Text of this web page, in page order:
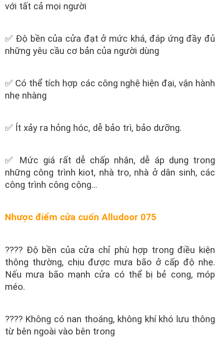
với tất cả mọi người
✅ Độ bền của cửa đạt ở mức khá, đáp ứng đầy đủ
những yêu cầu cơ bản của người dùng
✅ Có thể tích hợp các công nghệ hiện đại, vận hành
nhẹ nhàng
✅ Ít xảy ra hỏng hóc, dễ bảo trì, bảo dưỡng.
✅ Mức giá rất dễ chấp nhận, dễ áp dụng trong
những công trình kiot, nhà trọ, nhà ở dân sinh, các
công trình công cộng…
Nhược điểm cửa cuốn Alludoor 075
???? Độ bền của cửa chỉ phù hợp trong điều kiện
thông thường, chịu được mưa bão ở cấp độ nhẹ.
Nếu mưa bão mạnh cửa có thể bị bẻ cong, móp
méo.
???? Không có nan thoáng, không khí khó lưu thông
từ bên ngoài vào bên trong